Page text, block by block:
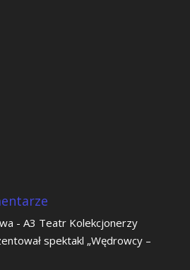
- A3 Teatr Kolekcjonerzy
spektakl „Wędrowcy –